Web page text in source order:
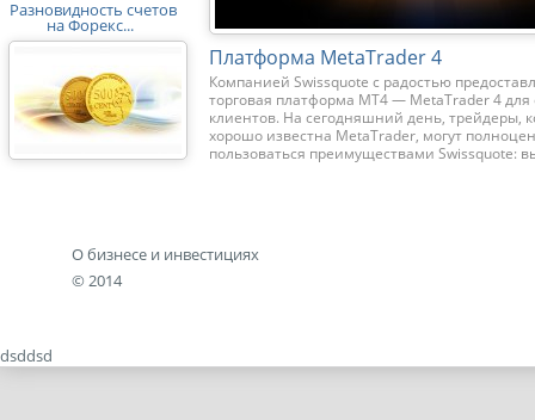
Разновидность счетов
на Форекс...
Платформа MetaTrader 4
Компанией Swissquote с радостью
торговая платформа МТ4 — MetaTrader 4 для
клиентов. На сегодняшний день, трейдеры,
хорошо известна MetaTrader, могут
пользоваться преимуществами Swissquote:
О бизнесе и инвестициях
© 2014
dsddsd